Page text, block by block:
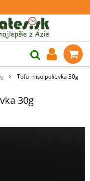
Tofu miso polievka 30g
30g